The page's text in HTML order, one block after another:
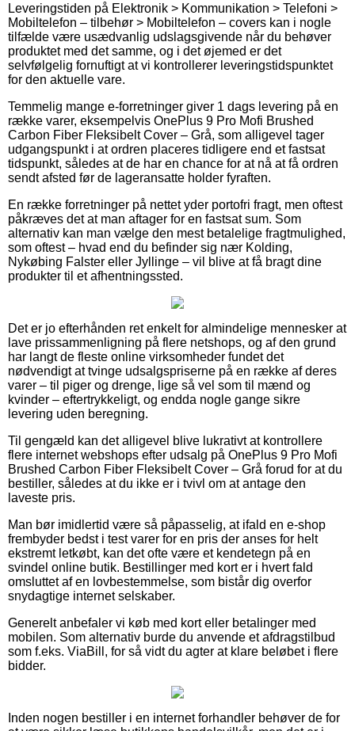
Leveringstiden på Elektronik > Kommunikation > Telefoni >
Mobiltelefon – tilbehør > Mobiltelefon – covers kan i nogle
tilfælde være usædvanlig udslagsgivende når du behøver
produktet med det samme, og i det øjemed er det
selvfølgelig fornuftigt at vi kontrollerer leveringstidspunktet
for den aktuelle vare.
Temmelig mange e-forretninger giver 1 dags levering på en
række varer, eksempelvis OnePlus 9 Pro Mofi Brushed
Carbon Fiber Fleksibelt Cover – Grå, som alligevel tager
udgangspunkt i at ordren placeres tidligere end et fastsat
tidspunkt, således at de har en chance for at nå at få ordren
sendt afsted før de lageransatte holder fyraften.
En række forretninger på nettet yder portofri fragt, men oftest
påkræves det at man aftager for en fastsat sum. Som
alternativ kan man vælge den mest betalelige fragtmulighed,
som oftest – hvad end du befinder sig nær Kolding,
Nykøbing Falster eller Jyllinge – vil blive at få bragt dine
produkter til et afhentningssted.
Det er jo efterhånden ret enkelt for almindelige mennesker at
lave prissammenligning på flere netshops, og af den grund
har langt de fleste online virksomheder fundet det
nødvendigt at tvinge udsalgspriserne på en række af deres
varer – til piger og drenge, lige så vel som til mænd og
kvinder – eftertrykkeligt, og endda nogle gange sikre
levering uden beregning.
Til gengæld kan det alligevel blive lukrativt at kontrollere
flere internet webshops efter udsalg på OnePlus 9 Pro Mofi
Brushed Carbon Fiber Fleksibelt Cover – Grå forud for at du
bestiller, således at du ikke er i tvivl om at antage den
laveste pris.
Man bør imidlertid være så påpasselig, at ifald en e-shop
frembyder bedst i test varer for en pris der anses for helt
ekstremt letkøbt, kan det ofte være et kendetegn på en
svindel online butik. Bestillinger med kort er i hvert fald
omsluttet af en lovbestemmelse, som bistår dig overfor
snydagtige internet selskaber.
Generelt anbefaler vi køb med kort eller betalinger med
mobilen. Som alternativ burde du anvende et afdragstilbud
som f.eks. ViaBill, for så vidt du agter at klare beløbet i flere
bidder.
Inden nogen bestiller i en internet forhandler behøver de for